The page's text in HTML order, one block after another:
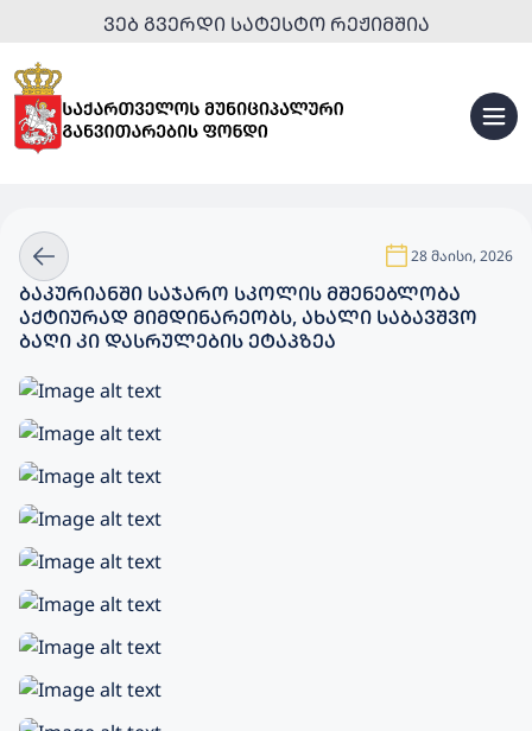
ᲕᲔᲑ ᲒᲕᲔᲠᲓᲘ ᲡᲐᲢᲔᲡᲢᲝ ᲠᲔᲟᲘᲛᲨᲘᲐ
28 მაისი, 2026
ᲑᲐᲙᲣᲠᲘᲐᲜᲨᲘ ᲡᲐᲯᲐᲠᲝ ᲡᲙᲝᲚᲘᲡ ᲛᲨᲔᲜᲔᲑᲚᲝᲑᲐ
ᲐᲥᲢᲘᲣᲠᲐᲓ ᲛᲘᲛᲓᲘᲜᲐᲠᲔᲝᲑᲡ, ᲐᲮᲐᲚᲘ ᲡᲐᲑᲐᲕᲨᲕᲝ
ᲑᲐᲦᲘ ᲙᲘ ᲓᲐᲡᲠᲣᲚᲔᲑᲘᲡ ᲔᲢᲐᲞᲖᲔᲐ